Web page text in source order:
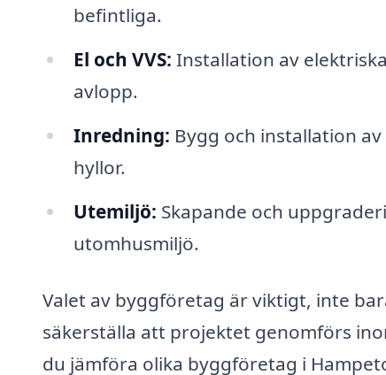
befintliga.
El och VVS: Installation av
avlopp.
Inredning: Bygg och installation
hyllor.
Utemiljö: Skapande och
utomhusmiljö.
Valet av byggföretag är viktigt, inte
säkerställa att projektet genomförs
du jämföra olika byggföretag i